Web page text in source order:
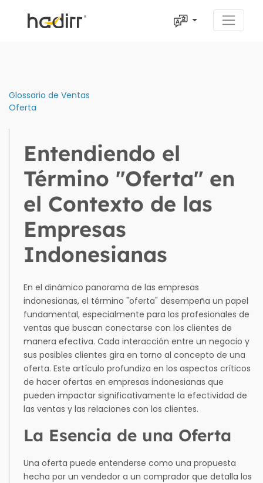
Glossario de Ventas
Oferta
Entendiendo el
Término "Oferta" en
el Contexto de las
Empresas
Indonesianas
En el dinámico panorama de las empresas
indonesianas, el término "oferta" desempeña un papel
fundamental, especialmente para los profesionales de
ventas que buscan conectarse con los clientes de
manera efectiva. Cada interacción entre un negocio y
sus posibles clientes gira en torno al concepto de una
oferta. Este artículo profundiza en los aspectos críticos
de hacer ofertas en empresas indonesianas que
pueden impactar significativamente la efectividad de
las ventas y las relaciones con los clientes.
La Esencia de una Oferta
Una oferta puede entenderse como una propuesta
hecha por un vendedor a un comprador que detalla los